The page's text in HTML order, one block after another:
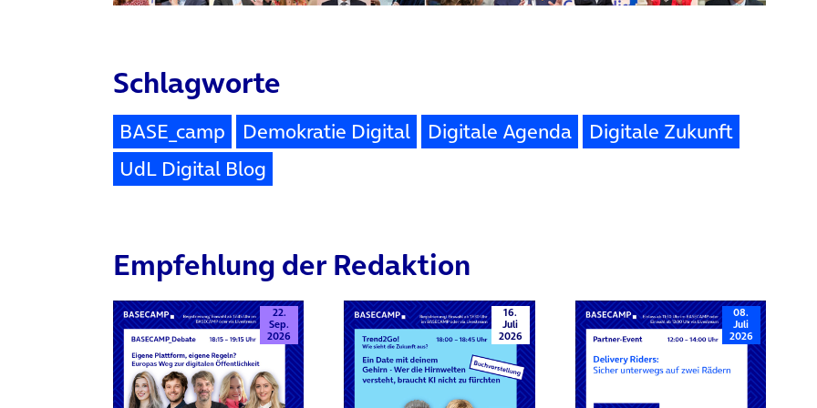
Schlagworte
BASE_camp Demokratie Digital Digitale Agenda
Digitale Zukunft
UdL Digital Blog
Empfehlung der Redaktion
22.
Sep.
2026
16.
Juli
2026
08.
Juli
2026